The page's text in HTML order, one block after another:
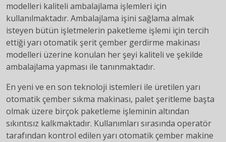
modelleri kaliteli ambalajlama işlemleri için
kullanılmaktadır. Ambalajlama işini sağlama almak
isteyen bütün işletmelerin paketleme işlemi için tercih
ettiği yarı otomatik şerit çember gerdirme makinası
modelleri üzerine konulan her şeyi kaliteli ve şekilde
ambalajlama yapması ile tanınmaktadır.
En yeni ve en son teknoloji istemleri ile üretilen yarı
otomatik çember sıkma makinası, palet şeritleme başta
olmak üzere birçok paketleme işleminin altından
sıkıntısız kalkmaktadır. Kullanımları sırasında operatör
tarafından kontrol edilen yarı otomatik çember makine